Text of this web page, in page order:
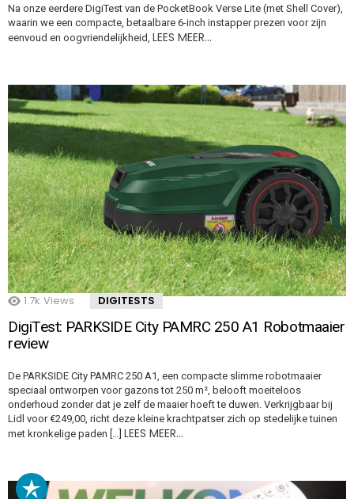
Na onze eerdere DigiTest van de PocketBook Verse Lite (met Shell Cover),
waarin we een compacte, betaalbare 6-inch instapper prezen voor zijn
eenvoud en oogvriendelijkheid, LEES MEER…
1.7k Views DIGITESTS
DigiTest: PARKSIDE City PAMRC 250 A1 Robotmaaier
review
De PARKSIDE City PAMRC 250 A1, een compacte slimme robotmaaier
speciaal ontworpen voor gazons tot 250 m², belooft moeiteloos
onderhoud zonder dat je zelf de maaier hoeft te duwen. Verkrijgbaar bij
Lidl voor €249,00, richt deze kleine krachtpatser zich op stedelijke tuinen
met kronkelige paden […] LEES MEER…